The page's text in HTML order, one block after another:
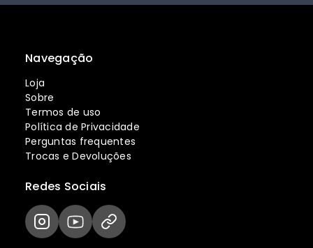
Navegação
Loja
Sobre
Termos de uso
Política de Privacidade
Perguntas frequentes
Trocas e Devoluções
Redes Sociais